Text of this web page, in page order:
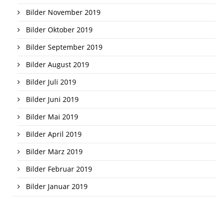
Bilder November 2019
Bilder Oktober 2019
Bilder September 2019
Bilder August 2019
Bilder Juli 2019
Bilder Juni 2019
Bilder Mai 2019
Bilder April 2019
Bilder März 2019
Bilder Februar 2019
Bilder Januar 2019